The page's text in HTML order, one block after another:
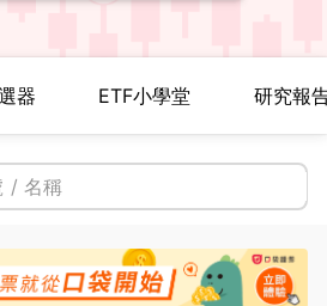
器 ETF小學堂 研究報